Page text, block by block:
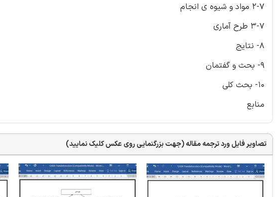
2-7 مواد و شیوه ی انجام
3-7 طرح آماری
8- نتایج
9- بحث و گفتمان
10- بحث کلی
منابع
تصاویر فایل ورد ترجمه مقاله (جهت بزرگنمایی روی عکس کلیک نمایید)